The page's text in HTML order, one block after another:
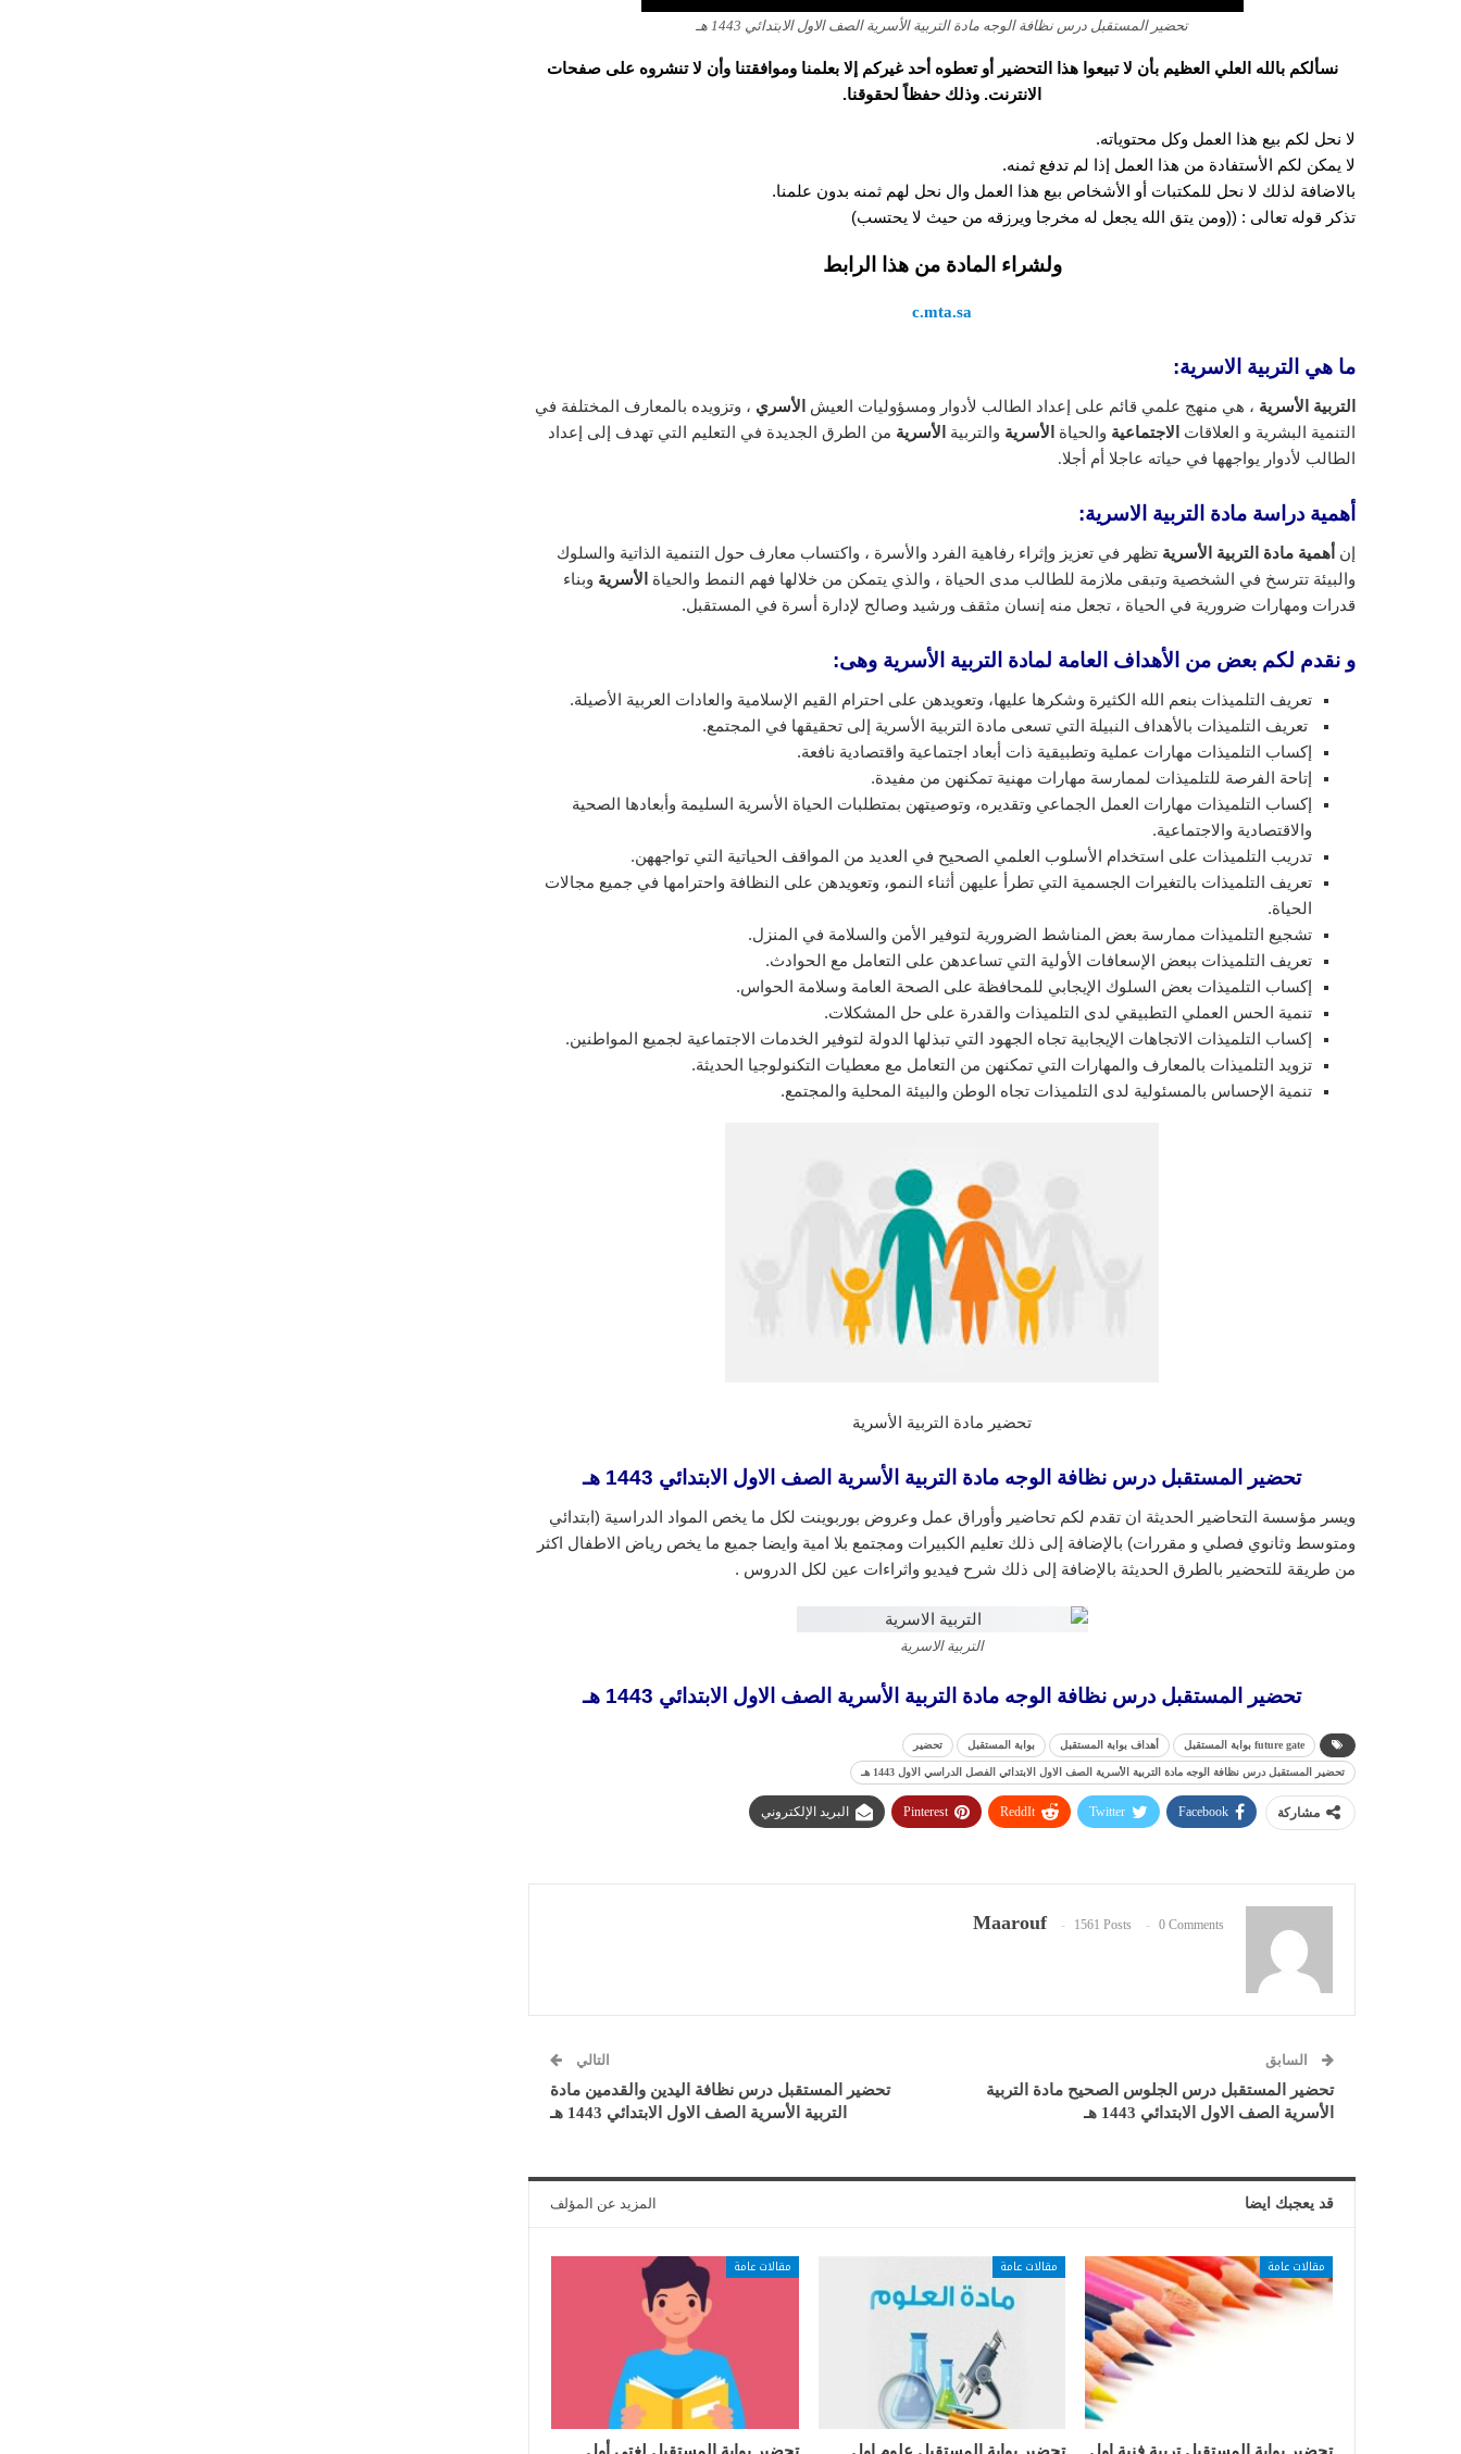
تحضير المستقبل درس نظافة الوجه مادة التربية الأسرية الصف الاول الابتدائي 1443 هـ
نسألكم بالله العلي العظيم بأن لا تبيعوا هذا التحضير أو تعطوه أحد غيركم إلا بعلمنا وموافقتنا وأن لا تنشروه على صفحات
الانترنت. وذلك حفظاً لحقوقنا.
لا نحل لكم بيع هذا العمل وكل محتوياته.
لا يمكن لكم الأستفادة من هذا العمل إذا لم تدفع ثمنه.
بالاضافة لذلك لا نحل للمكتبات أو الأشخاص بيع هذا العمل وال نحل لهم ثمنه بدون علمنا.
تذكر قوله تعالى : ((ومن يتق الله يجعل له مخرجا ويرزقه من حيث لا يحتسب)
ولشراء المادة من هذا الرابط
c.mta.sa
ما هي التربية الاسرية:
التربية الأسرية ، هي منهج علمي قائم على إعداد الطالب لأدوار ومسؤوليات العيش الأسري ، وتزويده بالمعارف المختلفة في
التنمية البشرية و العلاقات
الاجتماعية والحياة الأسرية والتربية الأسرية من الطرق الجديدة في التعليم التي تهدف إلى إعداد
الطالب لأدوار يواجهها في حياته عاجلا أم أجلا.
أهمية دراسة مادة التربية الاسرية:
إن أهمية مادة التربية الأسرية تظهر في تعزيز وإثراء رفاهية الفرد والأسرة ، واكتساب معارف حول التنمية الذاتية والسلوك
والبيئة تترسخ في الشخصية وتبقى ملازمة للطالب مدى الحياة ، والذي يتمكن من خلالها فهم النمط والحياة الأسرية وبناء
قدرات ومهارات ضرورية في الحياة ، تجعل منه إنسان مثقف ورشيد وصالح لإدارة أسرة في المستقبل.
و نقدم لكم بعض من الأهداف العامة لمادة التربية الأسرية وهى:
تعريف التلميذات بنعم الله الكثيرة وشكرها عليها، وتعويدهن على احترام القيم الإسلامية والعادات العربية الأصيلة.
تعريف التلميذات بالأهداف النبيلة التي تسعى مادة التربية الأسرية إلى تحقيقها في المجتمع.
إكساب التلميذات مهارات عملية وتطبيقية ذات أبعاد اجتماعية واقتصادية نافعة.
إتاحة الفرصة للتلميذات لممارسة مهارات مهنية تمكنهن من مفيدة.
إكساب التلميذات مهارات العمل الجماعي وتقديره، وتوصيتهن بمتطلبات الحياة الأسرية السليمة وأبعادها الصحية
والاقتصادية والاجتماعية.
تدريب التلميذات على استخدام الأسلوب العلمي الصحيح في العديد من المواقف الحياتية التي تواجههن.
تعريف التلميذات بالتغيرات الجسمية التي تطرأ عليهن أثناء النمو، وتعويدهن على النظافة واحترامها في جميع مجالات
الحياة.
تشجيع التلميذات ممارسة بعض المناشط الضرورية لتوفير الأمن والسلامة في المنزل.
تعريف التلميذات ببعض الإسعافات الأولية التي تساعدهن على التعامل مع الحوادث.
إكساب التلميذات بعض السلوك الإيجابي للمحافظة على الصحة العامة وسلامة الحواس.
تنمية الحس العملي التطبيقي لدى التلميذات والقدرة على حل المشكلات.
إكساب التلميذات الاتجاهات الإيجابية تجاه الجهود التي تبذلها الدولة لتوفير الخدمات الاجتماعية لجميع المواطنين.
تزويد التلميذات بالمعارف والمهارات التي تمكنهن من التعامل مع معطيات التكنولوجيا الحديثة.
تنمية الإحساس بالمسئولية لدى التلميذات تجاه الوطن والبيئة المحلية والمجتمع.
تحضير مادة التربية الأسرية
تحضير المستقبل درس نظافة الوجه مادة التربية الأسرية الصف الاول الابتدائي 1443 هـ
ويسر مؤسسة التحاضير الحديثة ان تقدم لكم تحاضير وأوراق عمل وعروض بوربوينت لكل ما يخص المواد الدراسية (ابتدائي
ومتوسط وثانوي فصلي و مقررات) بالإضافة إلى ذلك تعليم الكبيرات ومجتمع بلا امية وايضا جميع ما يخص رياض الاطفال اكثر
من طريقة للتحضير بالطرق الحديثة بالإضافة إلى ذلك شرح فيديو واثراءات عين لكل الدروس .
التربية الاسرية
تحضير المستقبل درس نظافة الوجه مادة التربية الأسرية الصف الاول الابتدائي 1443 هـ
future gate بوابة المستقبل أهداف بوابة المستقبل بوابة المستقبل تحضير
تحضير المستقبل درس نظافة الوجه مادة التربية الأسرية الصف الاول الابتدائي الفصل الدراسي الاول 1443 هـ
مشاركة Facebook
Twitter
ReddIt
Pinterest البريد الإلكتروني
Maarouf 1561 Posts 0 Comments
السابق
تحضير المستقبل درس الجلوس الصحيح مادة التربية
الأسرية الصف الاول الابتدائي 1443 هـ
التالي
تحضير المستقبل درس نظافة اليدين والقدمين مادة
التربية الأسرية الصف الاول الابتدائي 1443 هـ
قد يعجبك ايضا المزيد عن المؤلف
مقالات عامة مقالات عامة مقالات عامة